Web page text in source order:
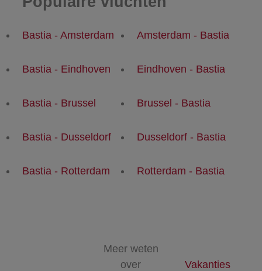
Bastia - Amsterdam Amsterdam - Bastia
Bastia - Eindhoven Eindhoven - Bastia
Bastia - Brussel Brussel - Bastia
Bastia - Dusseldorf Dusseldorf - Bastia
Bastia - Rotterdam Rotterdam - Bastia
Meer weten
over
Vakanties